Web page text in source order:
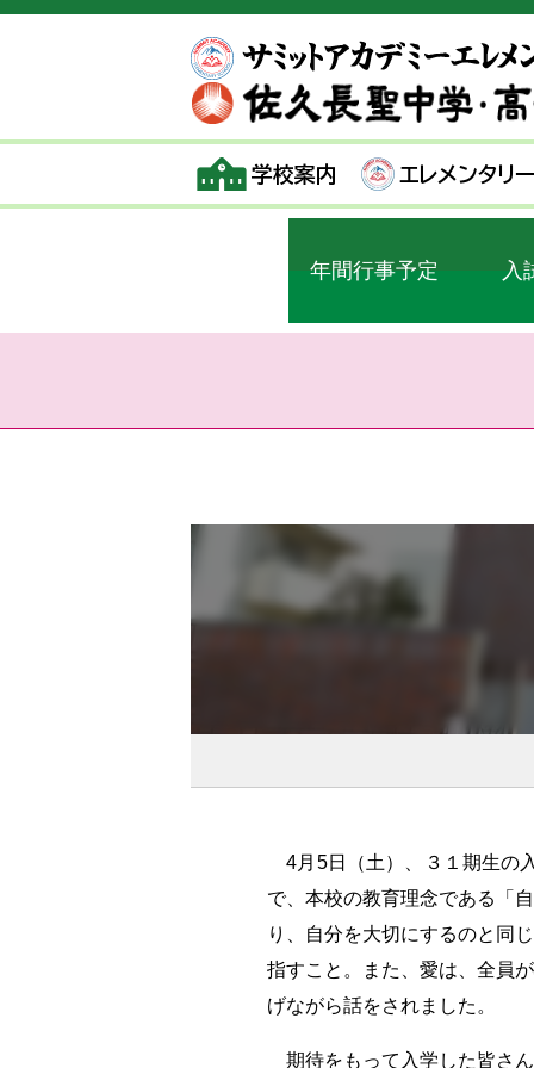
学校案内 エレメンタリ
年間行事予定 入
4月5日（土）、３１期生の
で、本校の教育理念である「
り、自分を大切にするのと同
指すこと。また、愛は、全員
げながら話をされました。
期待をもって入学した皆さ